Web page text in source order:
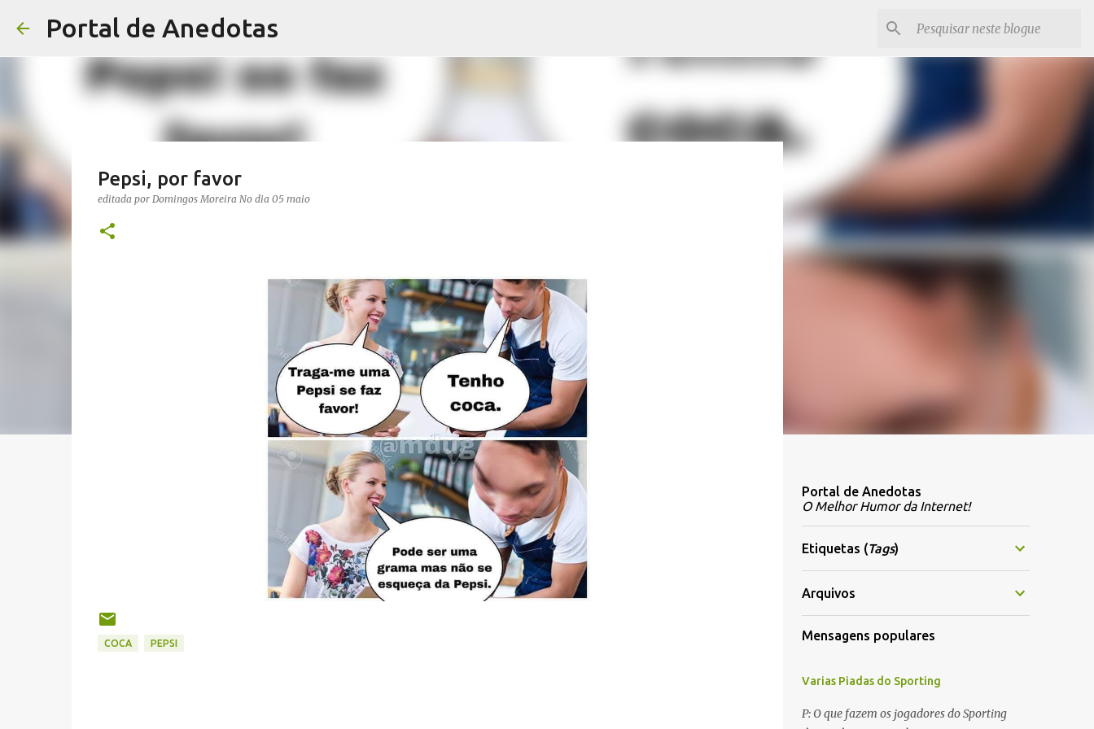
Portal de Anedotas
Pepsi, por favor
editada por Domingos Moreira No dia 05 maio
COCA PEPSI
Portal de Anedotas
O Melhor Humor da Internet!
Etiquetas (Tags)
Arquivos
Mensagens populares
Varias Piadas do Sporting
P: O que fazem os jogadores do Sporting